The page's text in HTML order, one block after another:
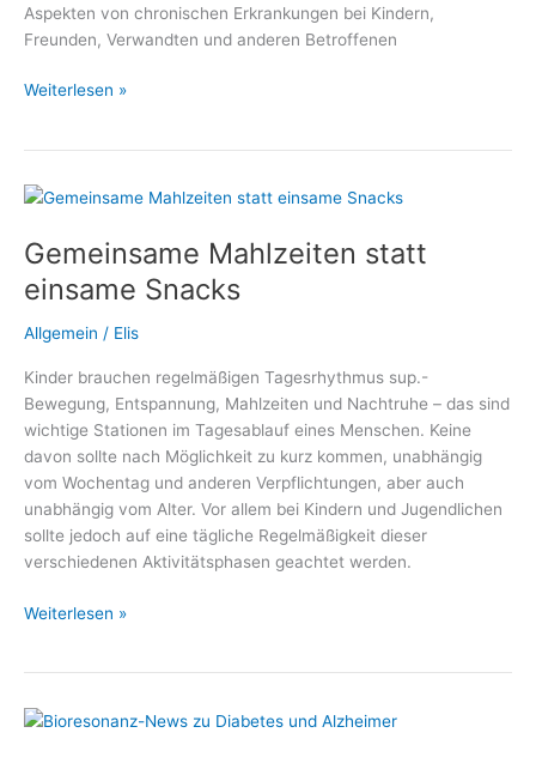
Aspekten von chronischen Erkrankungen bei Kindern,
Freunden, Verwandten und anderen Betroffenen
Manchmal
Nichts
tun
Ein
Plädoyer
einen
gelasseneren
Umgang
mit
Blutzuckerwerten
Weiterlesen »
Gemeinsame Mahlzeiten statt
einsame Snacks
Allgemein / Elis
Kinder brauchen regelmäßigen Tagesrhythmus sup.-
Bewegung, Entspannung, Mahlzeiten und Nachtruhe – das sind
wichtige Stationen im Tagesablauf eines Menschen. Keine
davon sollte nach Möglichkeit zu kurz kommen, unabhängig
vom Wochentag und anderen Verpflichtungen, aber auch
unabhängig vom Alter. Vor allem bei Kindern und Jugendlichen
sollte jedoch auf eine tägliche Regelmäßigkeit dieser
verschiedenen Aktivitätsphasen geachtet werden.
Gemeinsame
Snacks
Weiterlesen »